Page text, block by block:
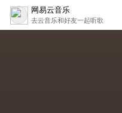
网易云音乐
去云音乐和好友一起听歌